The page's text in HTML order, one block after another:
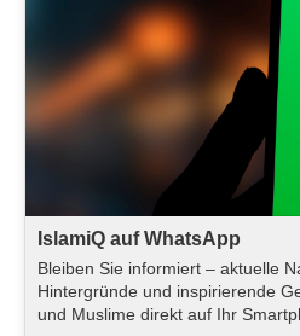
IslamiQ auf WhatsApp
Bleiben Sie informiert – aktuelle
Hintergründe und inspirierende
und Muslime direkt auf Ihr